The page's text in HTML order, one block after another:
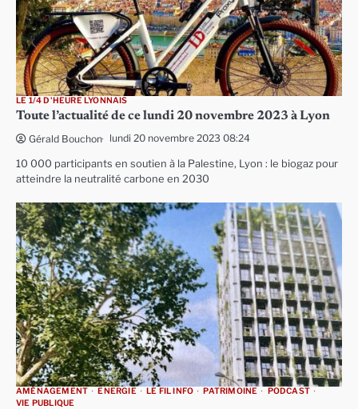
LE 1/4 D'HEURE LYONNAIS
Toute l’actualité de ce lundi 20 novembre 2023 à Lyon
Gérald Bouchon lundi 20 novembre 2023 08:24
10 000 participants en soutien à la Palestine, Lyon : le biogaz pour
atteindre la neutralité carbone en 2030
AMÉNAGEMENT ENERGIE LE FIL INFO PATRIMOINE
PODCAST
VIE PUBLIQUE